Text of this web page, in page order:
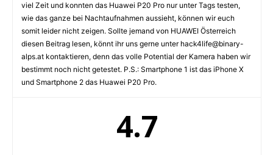
viel Zeit und konnten das Huawei P20 Pro nur unter Tags testen,
wie das ganze bei Nachtaufnahmen aussieht, können wir euch
somit leider nicht zeigen. Sollte jemand von HUAWEI Österreich
diesen Beitrag lesen, könnt ihr uns gerne unter hack4life@binary-
alps.at kontaktieren, denn das volle Potential der Kamera haben wir
bestimmt noch nicht getestet. P.S.: Smartphone 1 ist das iPhone X
und Smartphone 2 das Huawei P20 Pro.
4.7